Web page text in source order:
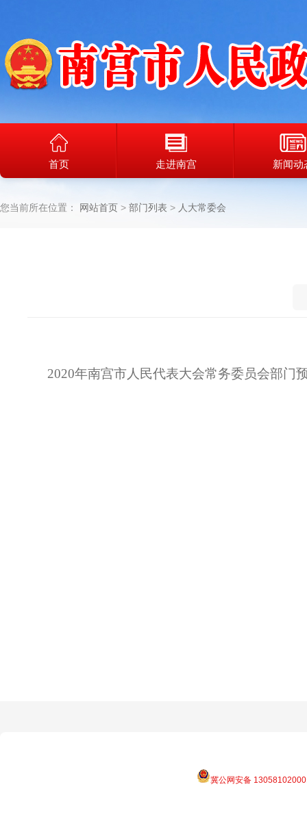
首页 走进南宫 新闻动
您当前所在位置： 网站首页 部门列表 人大常委会
2020年南宫市人民代表大会常务委员会部门
冀公网安备